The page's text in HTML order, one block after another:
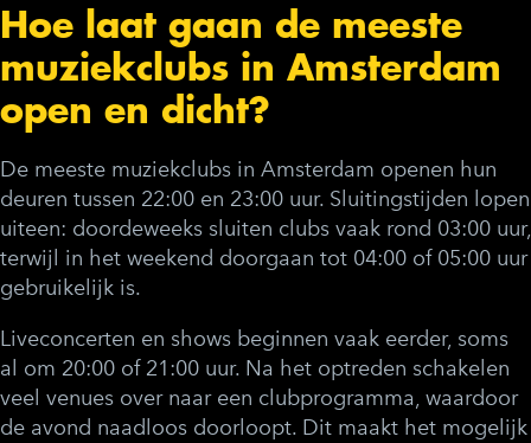
Hoe laat gaan de meeste
muziekclubs in Amsterdam
open en dicht?
De meeste muziekclubs in Amsterdam openen hun
deuren tussen 22:00 en 23:00 uur. Sluitingstijden lopen
uiteen: doordeweeks sluiten clubs vaak rond 03:00 uur,
terwijl in het weekend doorgaan tot 04:00 of 05:00 uur
gebruikelijk is.
Liveconcerten en shows beginnen vaak eerder, soms
al om 20:00 of 21:00 uur. Na het optreden schakelen
veel venues over naar een clubprogramma, waardoor
de avond naadloos doorloopt. Dit maakt het mogelijk